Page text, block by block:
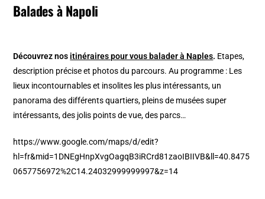
Balades à Napoli
Découvrez nos itinéraires pour vous balader à Naples. Etapes,
description précise et photos du parcours. Au programme : Les
lieux incontournables et insolites les plus intéressants, un
panorama des différents quartiers, pleins de musées super
intéressants, des jolis points de vue, des parcs…
https://www.google.com/maps/d/edit?
hl=fr&mid=1DNEgHnpXvgOagqB3iRCrd81zaoIBIIVB&ll=40.8475
0657756972%2C14.24032999999997&z=14